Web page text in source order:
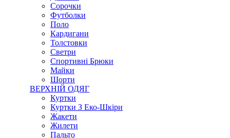
Сорочки
Футболки
Поло
Кардигани
Толстовки
Светри
Спортивні Брюки
Майки
Шорти
ВЕРХНІЙ ОДЯГ
Куртки
Куртки З Еко-Шкіри
Жакети
Жилети
Пальто